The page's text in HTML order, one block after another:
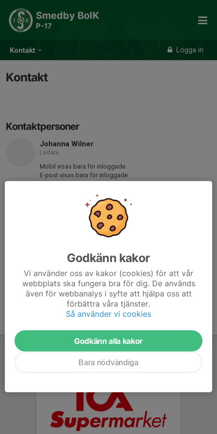
Kontakt Logga in
Smedby BoIK
P-17
Kontakt
Kontaktpersoner
Johanna Wilner
Ledare
Mobil visas bara för inloggade
E-post visas bara för inloggade
Mobil visas bara för inloggade
E-post visas bara för inloggade
Mobil visas bara för inloggade
E-post visas bara för inloggade
Godkänn kakor
Vi använder oss av kakor (cookies) för att vår
webbplats ska fungera bra för dig. De används
även för webbanalys i syfte att hjälpa oss att
förbättra våra tjänster.
Så använder vi cookies
Godkänn alla kakor
Bara nödvändiga